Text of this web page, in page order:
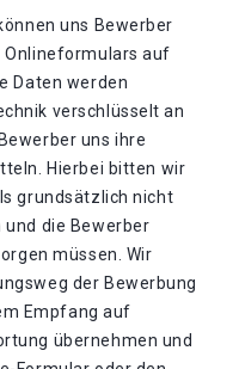
uns Bewerber
Onlineformulars auf
Daten werden
verschlüsselt an
uns ihre
Hierbei bitten wir
grundsätzlich nicht
die Bewerber
müssen. Wir
der Bewerbung
Empfang auf
übernehmen und